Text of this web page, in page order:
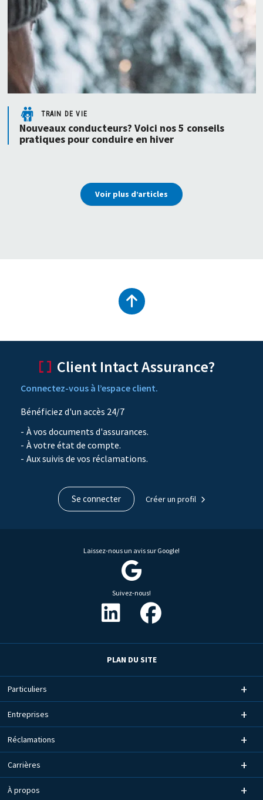
TRAIN DE VIE
Nouveaux conducteurs? Voici nos 5 conseils
pratiques pour conduire en hiver
Voir plus d’articles
Remonter
en
haut
du
contenu
Client Intact Assurance?
Connectez-vous à l’espace client.
Bénéficiez d'un accès 24/7
À vos documents d'assurances.
À votre état de compte.
Aux suivis de vos réclamations.
Se connecter Créer un profil
Laissez-nous un avis sur Google!
Suivez-nous!
PLAN DU SITE
Particuliers
Entreprises
Réclamations
Carrières
À propos